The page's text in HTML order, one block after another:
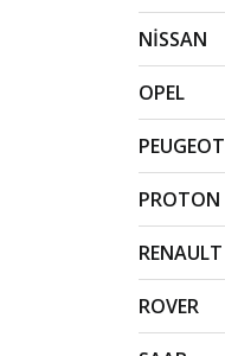
NİSSAN
OPEL
PEUGEOT
PROTON
RENAULT
ROVER